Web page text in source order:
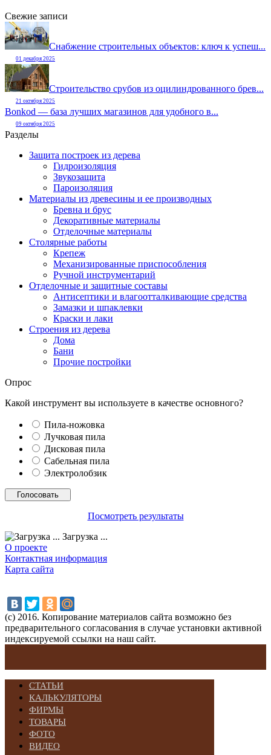
Свежие записи
Снабжение строительных объектов: ключ к успеш...
01 декабря 2025
Строительство срубов из оцилиндрованного брев...
21 октября 2025
Bonkod — база лучших магазинов для удобного в...
09 октября 2025
Разделы
Защита построек из дерева
Гидроизоляция
Звукозащита
Пароизоляция
Материалы из древесины и ее производных
Бревна и брус
Декоративные материалы
Отделочные материалы
Столярные работы
Крепеж
Механизированные приспособления
Ручной инструментарий
Отделочные и защитные составы
Антисептики и влагоотталкивающие средства
Замазки и шпаклевки
Краски и лаки
Строения из дерева
Дома
Бани
Прочие постройки
Опрос
Какой инструмент вы используете в качестве основного?
Пила-ножовка
Лучковая пила
Дисковая пила
Сабельная пила
Электролобзик
Посмотреть результаты
Загрузка ...
О проекте
Контактная информация
Карта сайта
(с) 2016. Копирование материалов сайта возможно без
предварительного согласования в случае установки активной
индексируемой ссылки на наш сайт.
СТАТЬИ
КАЛЬКУЛЯТОРЫ
ФИРМЫ
ТОВАРЫ
ФОТО
ВИДЕО